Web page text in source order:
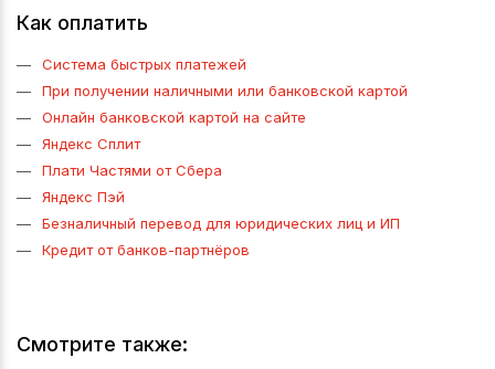
Как оплатить
Система быстрых платежей
При получении наличными или банковской картой
Онлайн банковской картой на сайте
Яндекс Сплит
Плати Частями от Сбера
Яндекс Пэй
Безналичный перевод для юридических лиц и ИП
Кредит от банков-партнёров
Смотрите также: